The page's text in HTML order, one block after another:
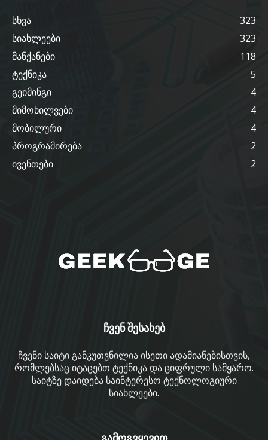
სხვა
323
სიახლეები
323
მანქანები
118
ტექნიკა
5
გეიმინგი
4
მიმოხილვები
4
მობილური
4
პროგრამირება
2
ივენთები
2
ჩვენ შესახებ
ჩვენი საიტი განკუთვნილია ისეთი ადამიანებისთვის,
რომლებსაც იტაცებთ ტექნიკა და ციფრული სამყარო.
საიტზე დაიდება საინტერესო ტექნოლოგიური
სიახლეები.